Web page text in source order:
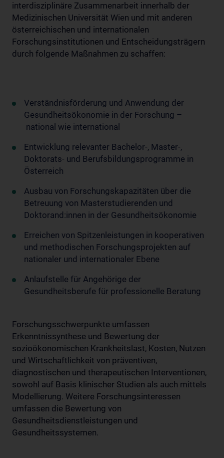
interdisziplinäre Zusammenarbeit innerhalb der
Medizinischen Universität Wien und mit anderen
österreichischen und internationalen
Forschungsinstitutionen und Entscheidungsträgern
durch folgende Maßnahmen zu schaffen:
Verständnisförderung und Anwendung der
Gesundheitsökonomie in der Forschung –
national wie international
Entwicklung relevanter Bachelor-, Master-,
Doktorats- und Berufsbildungsprogramme in
Österreich
Ausbau von Forschungskapazitäten über die
Betreuung von Masterstudierenden und
Doktorand:innen in der Gesundheitsökonomie
Erreichen von Spitzenleistungen in kooperativen
und methodischen Forschungsprojekten auf
nationaler und internationaler Ebene
Anlaufstelle für Angehörige der
Gesundheitsberufe für professionelle Beratung
Forschungsschwerpunkte umfassen
Erkenntnissynthese und Bewertung der
sozioökonomischen Krankheitslast, Kosten, Nutzen
und Wirtschaftlichkeit von präventiven,
diagnostischen und therapeutischen Interventionen,
sowohl auf Basis klinischer Studien als auch mittels
Modellierung. Weitere Forschungsinteressen
umfassen die Bewertung von
Gesundheitsdienstleistungen und
Gesundheitssystemen.